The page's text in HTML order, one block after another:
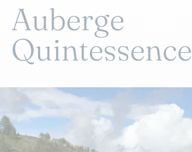
Auberge
Quintessence